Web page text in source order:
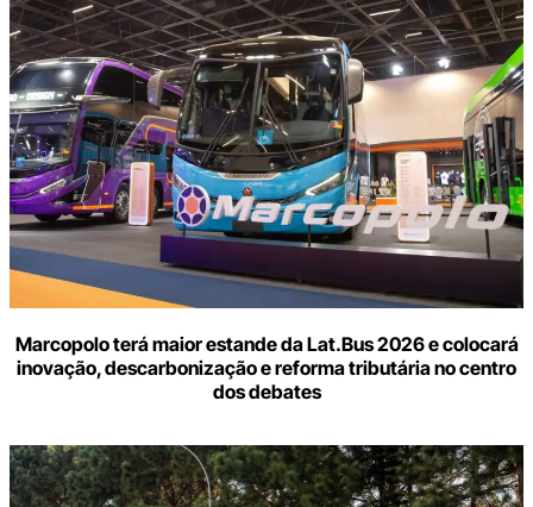
Marcopolo terá maior estande da Lat.Bus 2026 e colocará
inovação, descarbonização e reforma tributária no centro
dos debates